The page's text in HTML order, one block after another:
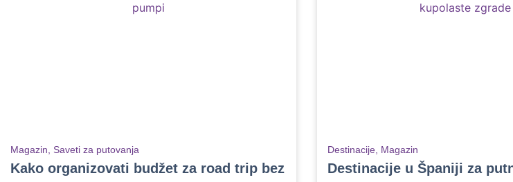
Magazin Saveti za putovanja
Kako organizovati budžet za road trip bez
Destinacije Magazin
Destinacije u Španiji za